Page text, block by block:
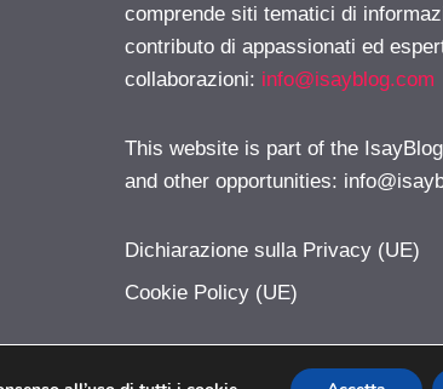
comprende siti tematici di
contributo di appassionati ed
collaborazioni: info@isayblog.com
This website is part of the
and other opportunities:
Dichiarazione sulla Privacy (UE)
Cookie Policy (UE)